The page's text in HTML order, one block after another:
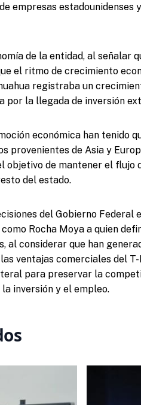
empresas estadounidenses y
de la entidad, al señalar
el ritmo de crecimiento
registraba un
por la llegada de inversión
económica han tenido
provenientes de Asia y
objetivo de mantener el flujo
del estado.
del Gobierno Federal
Rocha Moya a quien
al considerar que han
ventajas comerciales del T-
para preservar la
inversión y el empleo.